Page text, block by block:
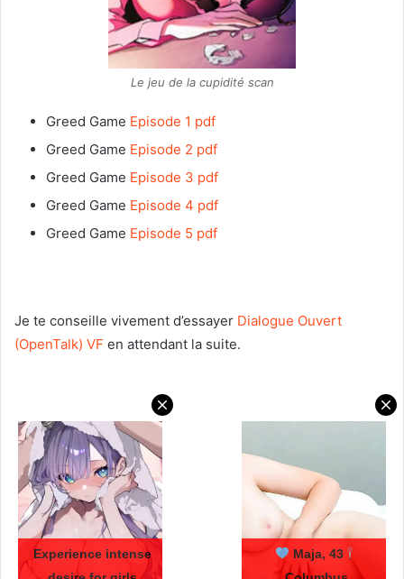
Experience intense
Maja, 43
Le jeu de la cupidité scan
Greed Game Episode 1 pdf
Greed Game Episode 2 pdf
Greed Game Episode 3 pdf
Greed Game Episode 4 pdf
Greed Game Episode 5 pdf
Je te conseille vivement d’essayer Dialogue Ouvert
(OpenTalk) VF en attendant la suite.